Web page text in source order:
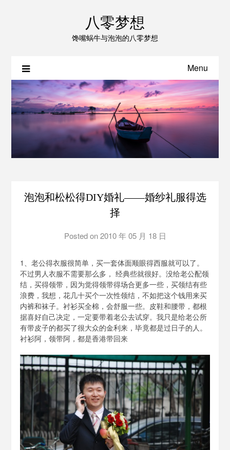
八零梦想
馋嘴蜗牛与泡泡的八零梦想
Menu
泡泡和松松得DIY婚礼——婚纱礼服得选
择
Posted on2010 年 05 月 18 日
泡
BH1AIR
1、老公得衣服很简单，买一套体面顺眼得西服就可以了。
不过男人衣服不需要那么多， 经典些就很好。没给老公配领
结，买得领带，因为觉得领带得场合更多一些，买领结有些
浪费，我想，花几十买个一次性领结，不如把这个钱用来买
内裤和袜子。衬衫买全棉，会舒服一些。皮鞋和腰带，都根
据喜好自己决定，一定要带着老公去试穿。我只是给老公所
有带皮子的都买了很大众的金利来，毕竟都是过日子的人。
衬衫阿，领带阿，都是香港带回来